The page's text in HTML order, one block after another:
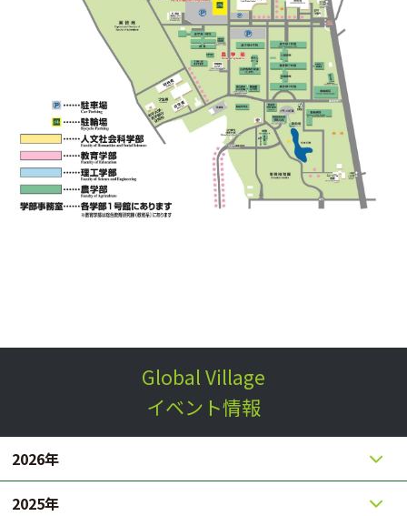
Global Village
イベント情報
2026年
2025年